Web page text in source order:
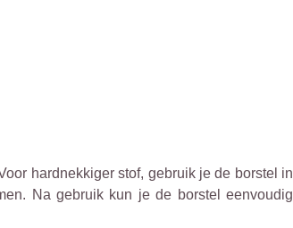
hardnekkiger stof, gebruik je de borstel in
Na gebruik kun je de borstel eenvoudig